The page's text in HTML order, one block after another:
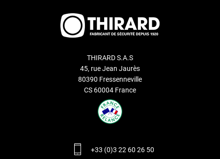
THIRARD S.A.S
45, rue Jean Jaurès
80390 Fressenneville
CS 60004 France
+33 (0)3 22 60 26 50